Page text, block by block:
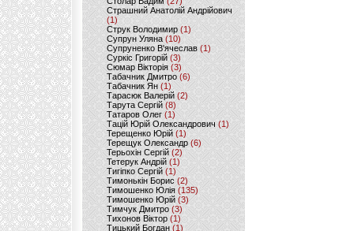
Страшний Анатолій Андрійович
(1)
Струк Володимир (1)
Супрун Уляна (10)
Супруненко В'ячеслав (1)
Суркіс Григорій (3)
Сюмар Вікторія (3)
Табачник Дмитро (6)
Табачник Ян(1)
Тарасюк Валерій (2)
Тарута Сергій (8)
Татаров Олег(1)
Тацій Юрій Олександрович(1)
Терещенко Юрій(1)
Терещук Олександр(6)
Терьохін Сергій (2)
Тетерук Андрій (1)
Тигіпко Сергій(1)
Тимонькін Борис (2)
Тимошенко Юлія (135)
Тимошенко Юрій(3)
Тимчук Дмитро (3)
Тихонов Віктор (1)
Тицький Богдан (1)